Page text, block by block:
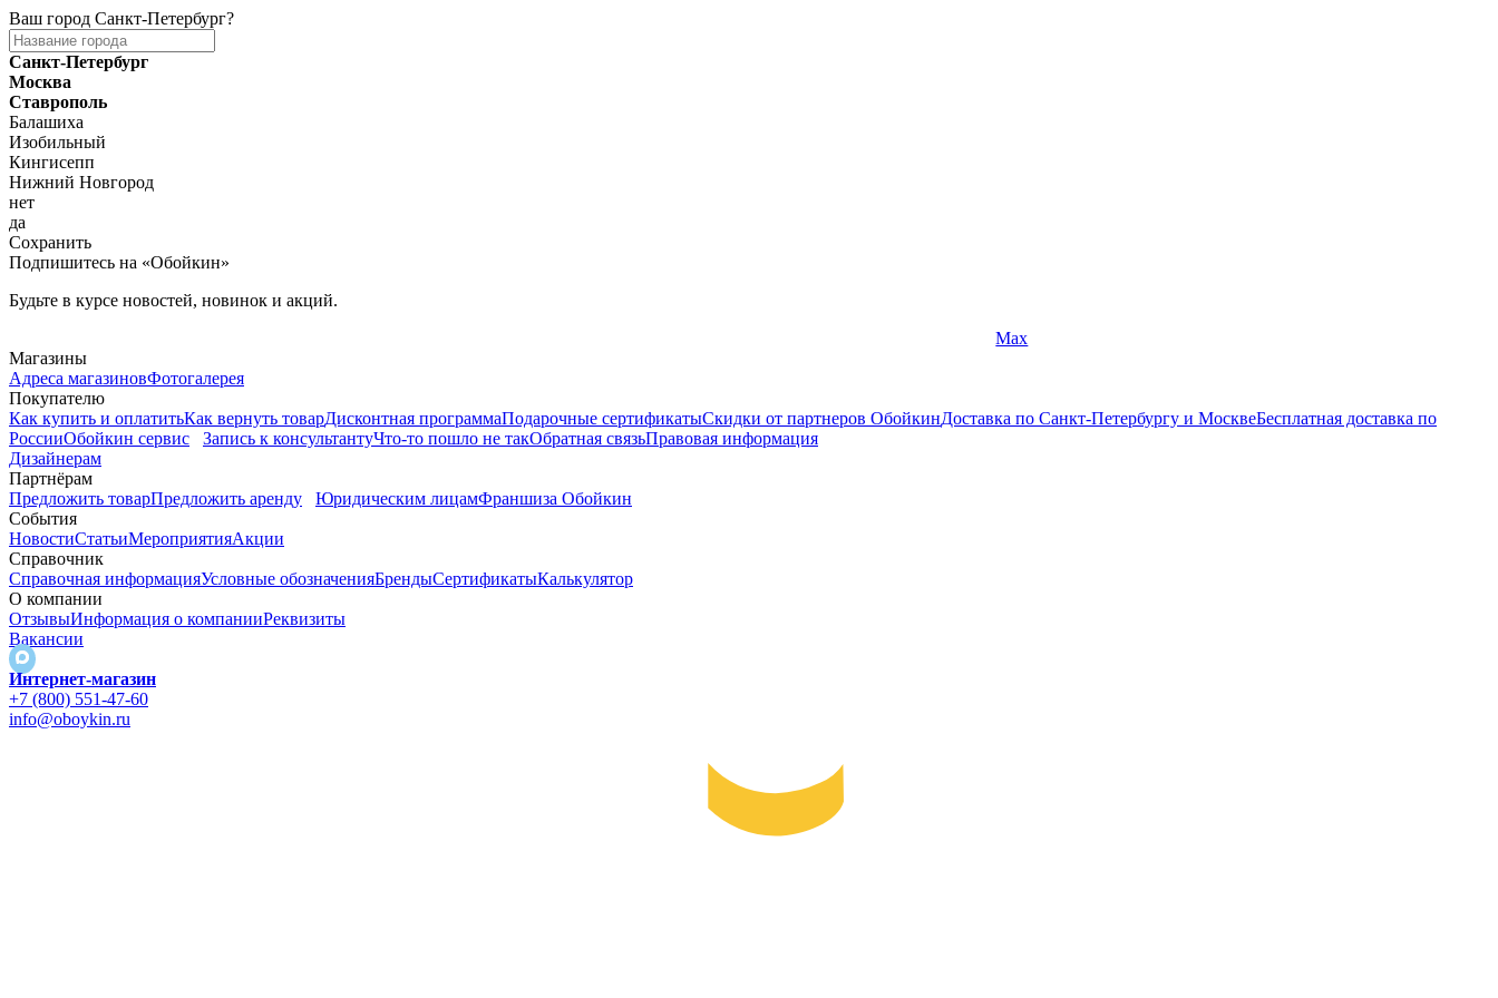
Ваш город Санкт-Петербург?
Санкт-Петербург
Москва
Ставрополь
Балашиха
Изобильный
Кингисепп
Нижний Новгород
нет
да
Сохранить
Подпишитесь на «Обойкин»
Будьте в курсе новостей, новинок и акций.
Max
Магазины
Адреса магазиновФотогалерея
Покупателю
Как купить и оплатитьКак вернуть товарДисконтная программаПодарочные сертификатыСкидки от партнеров ОбойкинДоставка по Санкт-Петербургу и МосквеБесплатная доставка по
РоссииОбойкин сервис Запись к консультантуЧто-то пошло не такОбратная связьПравовая информация
Дизайнерам
Партнёрам
Предложить товарПредложить аренду Юридическим лицамФраншиза Обойкин
События
НовостиСтатьиМероприятияАкции
Справочник
Справочная информацияУсловные обозначенияБрендыСертификатыКалькулятор
О компании
ОтзывыИнформация о компанииРеквизиты
Вакансии
Интернет-магазин
+7 (800) 551-47-60
info@oboykin.ru